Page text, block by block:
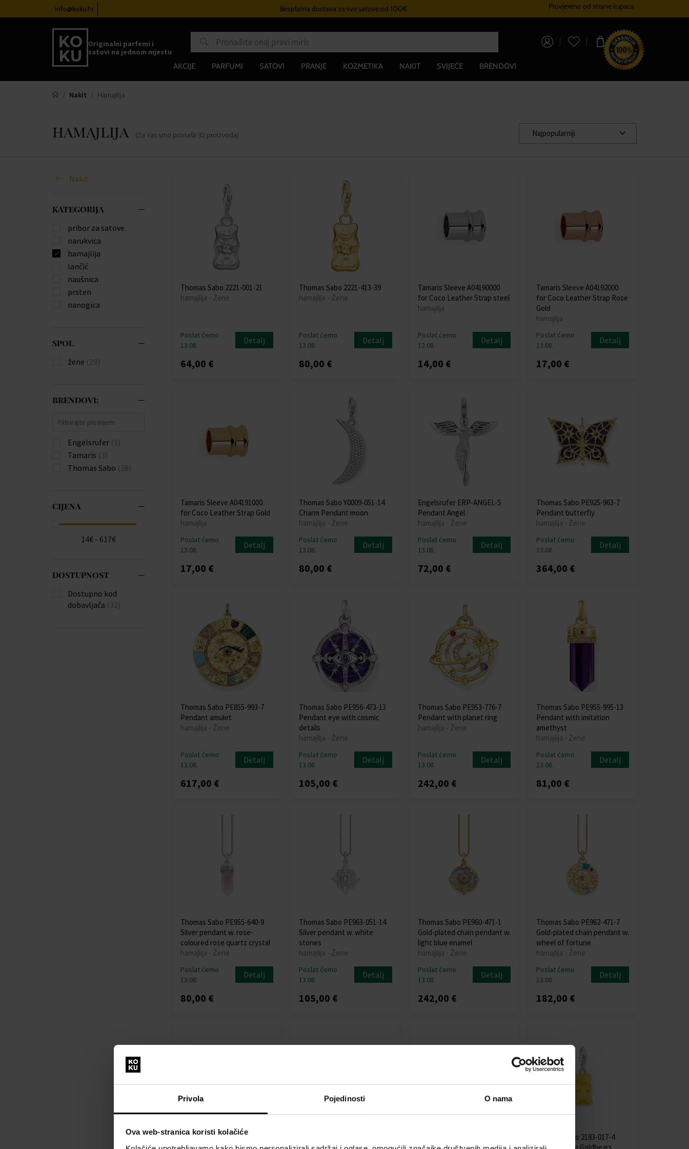
Privola Pojedinosti O nama
Ova web-stranica koristi kolačiće
info@koku.hr Besplatna dostava za sve satove od 100€ Sustav vjernostiProvjereno od strane kupaca
Originalni parfemi i
satovi na jednom mjestu
0,00 €
AKCIJE PARFUMI SATOVI PRANJE KOZMETIKA NAKIT SVIJEĆE BRENDOVI
Nakit Hamajlija
hamajlija (Za Vas smo pronašli 32 proizvoda) Najpopularniji
Nakit
KATEGORIJA
pribor za satove
narukvica
hamajlija
lančić
naušnica
prsten
nanogica
SPOL
žene (29)
BRENDOVI:
Engelsrufer (1)
Tamaris (3)
Thomas Sabo (28)
CIJENA
14€ - 617€
DOSTUPNOST
Dostupno kod
dobavljača (32)
Thomas Sabo 2221-001-21
hamajlija - Žene
Poslat ćemo
13.08.
Detalj
64,00 €
Thomas Sabo 2221-413-39
hamajlija - Žene
Poslat ćemo
13.08.
Detalj
80,00 €
Tamaris Sleeve A04190000
for Coco Leather Strap steel
hamajlija
Poslat ćemo
13.08.
Detalj
14,00 €
Tamaris Sleeve A04192000
for Coco Leather Strap Rose
Gold
hamajlija
Poslat ćemo
13.08.
Detalj
17,00 €
Tamaris Sleeve A04191000
for Coco Leather Strap Gold
hamajlija
Poslat ćemo
13.08.
Detalj
17,00 €
Thomas Sabo Y0009-051-14
Charm Pendant moon
hamajlija - Žene
Poslat ćemo
13.08.
Detalj
80,00 €
Engelsrufer ERP-ANGEL-S
Pendant Angel
hamajlija - Žene
Poslat ćemo
13.08.
Detalj
72,00 €
Thomas Sabo PE925-963-7
Pendant butterfly
hamajlija - Žene
Poslat ćemo
13.08.
Detalj
364,00 €
Thomas Sabo PE855-993-7
Pendant amulet
hamajlija - Žene
Poslat ćemo
13.08.
Detalj
617,00 €
Thomas Sabo PE956-473-13
Pendant eye with cosmic
details
hamajlija - Žene
Poslat ćemo
13.08.
Detalj
105,00 €
Thomas Sabo PE953-776-7
Pendant with planet ring
hamajlija - Žene
Poslat ćemo
13.08.
Detalj
242,00 €
Thomas Sabo PE955-995-13
Pendant with imitation
amethyst
hamajlija - Žene
Poslat ćemo
13.08.
Detalj
81,00 €
Thomas Sabo PE955-640-9
Silver pendant w. rose-
coloured rose quartz crystal
hamajlija - Žene
Poslat ćemo
13.08.
Detalj
80,00 €
Thomas Sabo PE963-051-14
Silver pendant w. white
stones
hamajlija - Žene
Poslat ćemo
13.08.
Detalj
105,00 €
Thomas Sabo PE960-471-1
Gold-plated chain pendant w.
light blue enamel
hamajlija - Žene
Poslat ćemo
13.08.
Detalj
242,00 €
Thomas Sabo PE962-471-7
Gold-plated chain pendant w.
wheel of fortune
hamajlija - Žene
Poslat ćemo
13.08.
Detalj
182,00 €
Thomas Sabo PE967-414-6
Thomas Sabo 2183-017-4